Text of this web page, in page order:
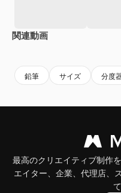
関連動画
鉛筆 サイズ 分度
最高のクリエイティブ制作
エイター、企業、代理店、